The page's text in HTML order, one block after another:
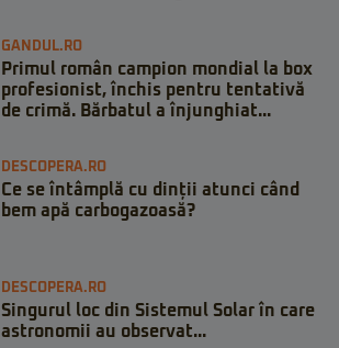
GANDUL.RO
Primul român campion mondial la box
profesionist, închis pentru tentativă
de crimă. Bărbatul a înjunghiat...
DESCOPERA.RO
Ce se întâmplă cu dinții atunci când
bem apă carbogazoasă?
DESCOPERA.RO
Singurul loc din Sistemul Solar în care
astronomii au observat...